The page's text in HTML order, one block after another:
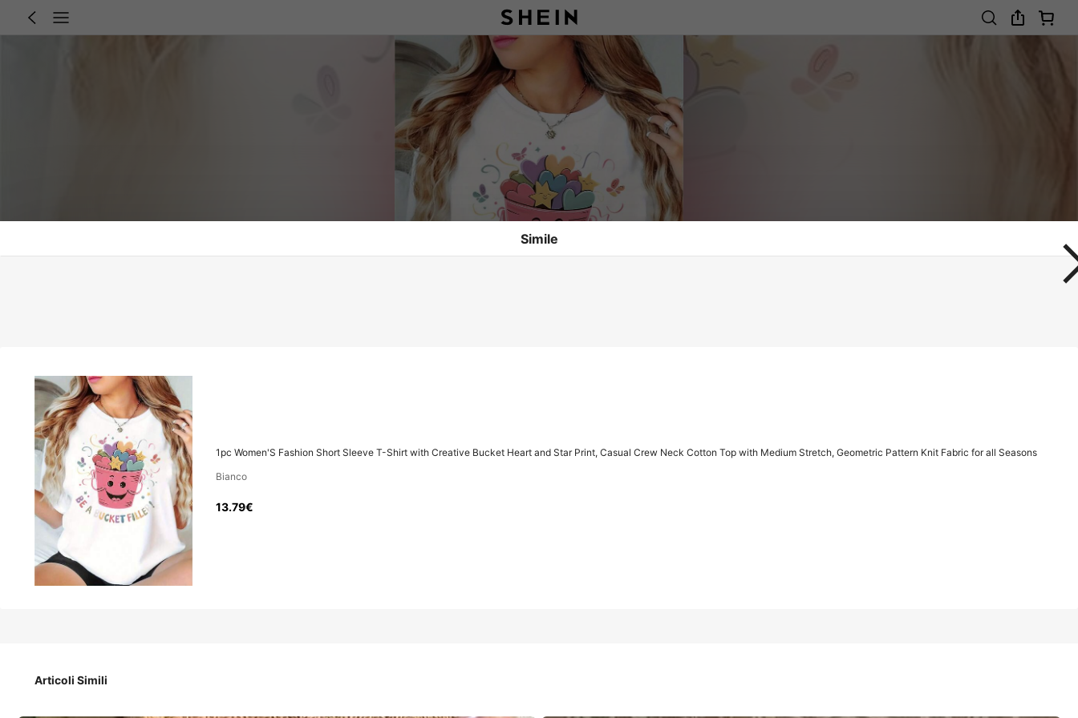
.79€ -13% 15.99€ Prezzo IVA e dazi inclusi
Sconto
consegna in 4-7 gg lav
Simile
1pc Women'S Fashion Short Sleeve T-Shirt with Creative Bucket Heart and Star Print, Casual Crew Neck Cotton Top with Medium Stretch, Geometric Pattern Knit Fabric for all Seasons
Bianco
13.79€
Articoli Simili